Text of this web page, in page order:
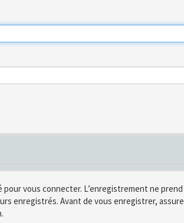
vous connecter. L’enregistrement ne
enregistrés. Avant de vous enregistrer,